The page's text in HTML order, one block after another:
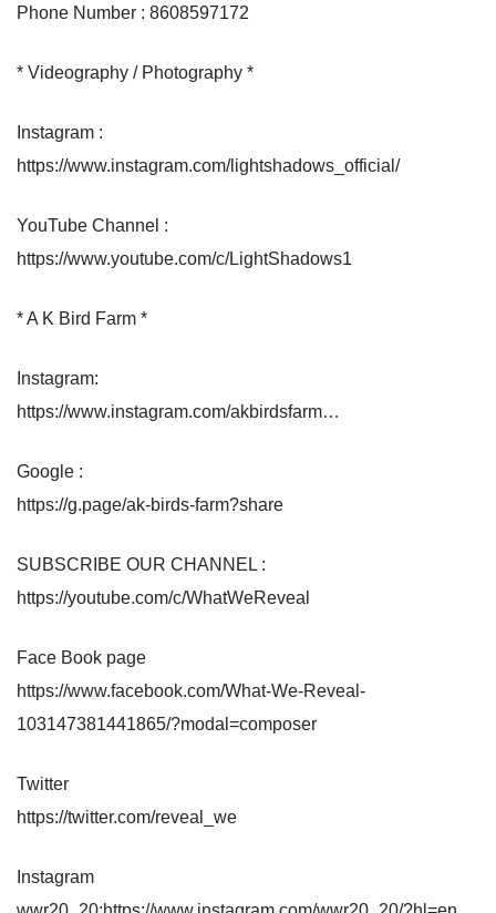
Phone Number : 8608597172
* Videography / Photography *
Instagram :
https://www.instagram.com/lightshadows_official/
YouTube Channel :
https://www.youtube.com/c/LightShadows1
* A K Bird Farm *
Instagram:
https://www.instagram.com/akbirdsfarm…
Google :
https://g.page/ak-birds-farm?share
SUBSCRIBE OUR CHANNEL :
https://youtube.com/c/WhatWeReveal
Face Book page
https://www.facebook.com/What-We-Reveal-
103147381441865/?modal=composer
Twitter
https://twitter.com/reveal_we
Instagram